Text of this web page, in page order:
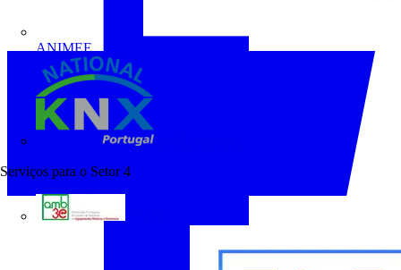
ANIMEE
Serviços para o Setor 4